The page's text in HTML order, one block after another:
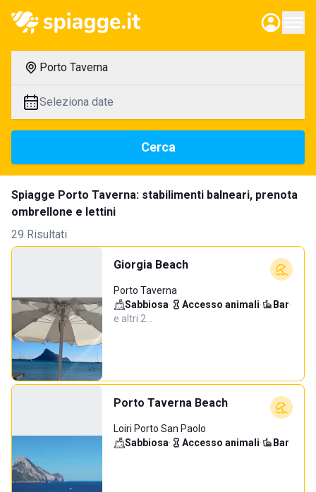
Porto Taverna
Seleziona date
Cerca
Spiagge Porto Taverna: stabilimenti balneari, prenota
ombrellone e lettini
29 Risultati
Giorgia Beach
Porto Taverna
Sabbiosa· Accesso animali· Bar·
e altri 2…
Porto Taverna Beach
Loiri Porto San Paolo
Sabbiosa· Accesso animali· Bar